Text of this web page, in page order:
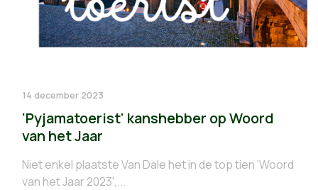
14 december 2023
'Pyjamatoerist' kanshebber op Woord
van het Jaar
Niet enkel plaatste Van Dale het in de top tien 'Woord
van het Jaar 2023',...